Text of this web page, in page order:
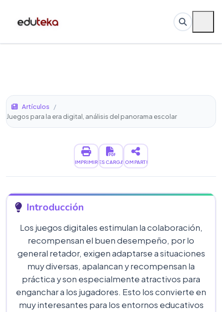
Artículos
/
Juegos para la era digital, análisis del panorama escolar
IMPRIMIRDESCARGARCOMPARTIR
Introducción
Los juegos digitales estimulan la colaboración,
recompensan el buen desempeño, por lo
general retador, exigen adaptarse a situaciones
muy diversas, apalancan y recompensan la
práctica y son especialmente atractivos para
enganchar a los jugadores. Esto los convierte en
muy interesantes para los entornos educativos